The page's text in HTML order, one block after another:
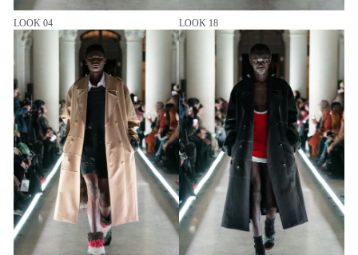
LOOK 04 LOOK 18